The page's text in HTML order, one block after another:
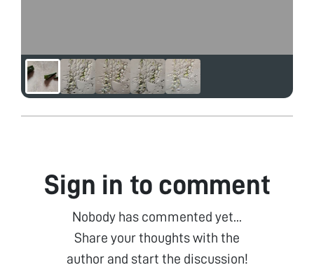
Sign in to comment
Nobody has commented yet...
Share your thoughts with the
author and start the discussion!